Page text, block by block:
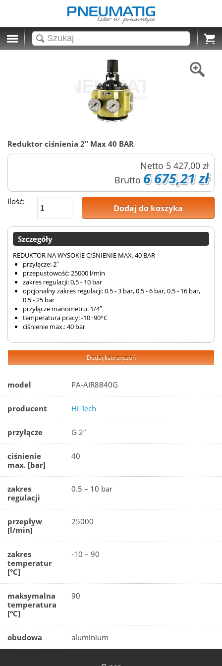
Cart
Reduktor ciśnienia 2" Max 40 BAR
Netto 5 427,00 zł
Brutto 6 675,21 zł
Ilość:
Dodaj do koszyka
Szczegóły
REDUKTOR NA WYSOKIE CIŚNIENIE MAX. 40 BAR
przyłącze: 2″
przepustowość: 25000 l/min
zakres regulacji: 0,5 - 10 bar
opcjonalny zakres regulacji: 0.5 - 3 bar, 0.5 - 6 bar, 0.5 - 16 bar,
0.5 - 25 bar
przyłącze manometru: 1/4″
temperatura pracy: -10~90°C
ciśnienie max.: 40 bar
Dodaj listy życzeń
model PA-AIR8840G
producent Hi-Tech
przyłącze G 2″
ciśnienie
max. [bar]
40
zakres
regulacji
0.5 – 10 bar
przepływ
[l/min]
25000
zakres
temperatur
[°C]
-10 – 90
maksymalna
temperatura
[°C]
90
obudowa aluminium